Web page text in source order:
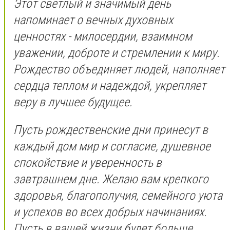
Этот светлый и значимый день
напоминает о вечных духовных
ценностях - милосердии, взаимном
уважении, доброте и стремлении к миру.
Рождество объединяет людей, наполняет
сердца теплом и надеждой, укрепляет
веру в лучшее будущее.
Пусть рождественские дни принесут в
каждый дом мир и согласие, душевное
спокойствие и уверенность в
завтрашнем дне. Желаю вам крепкого
здоровья, благополучия, семейного уюта
и успехов во всех добрых начинаниях.